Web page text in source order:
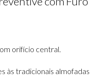
Add to
orifício central.
às tradicionais almofadas